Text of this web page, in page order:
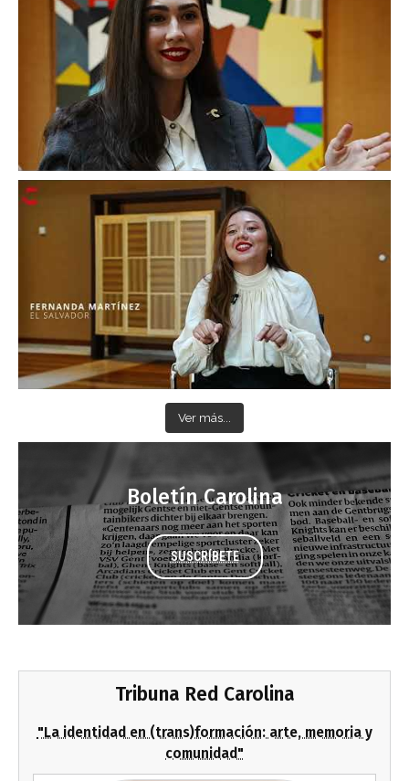
Ver más...
Boletín Carolina
SUSCRÍBETE
Tribuna Red Carolina
"La identidad en (trans)formación: arte, memoria y
comunidad"